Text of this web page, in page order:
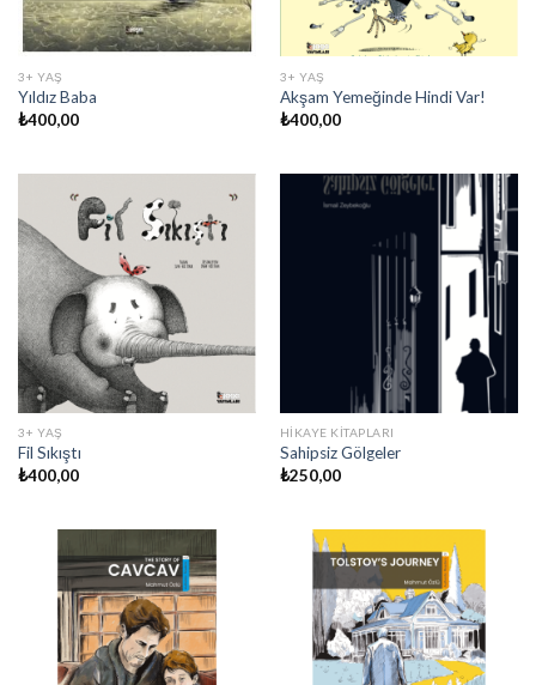
3+ YAŞ
Yıldız Baba
₺400,00
3+ YAŞ
Akşam Yemeğinde Hindi Var!
₺400,00
3+ YAŞ
Fil Sıkıştı
₺400,00
HIKAYE KITAPLARI
Sahipsiz Gölgeler
₺250,00